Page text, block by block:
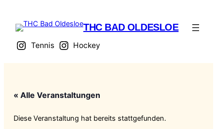
THC BAD OLDESLOE
Tennis Hockey
« Alle Veranstaltungen
Diese Veranstaltung hat bereits stattgefunden.